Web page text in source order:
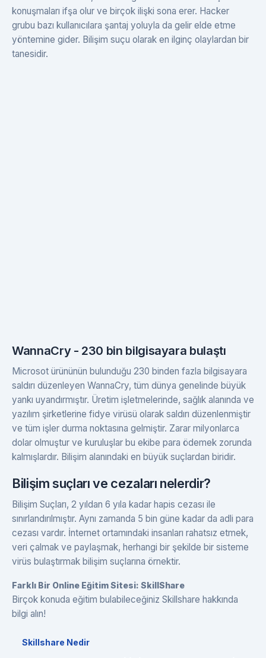
konuşmaları ifşa olur ve birçok ilişki sona erer. Hacker
grubu bazı kullanıcılara şantaj yoluyla da gelir elde etme
yöntemine gider. Bilişim suçu olarak en ilginç olaylardan bir
tanesidir.
WannaCry - 230 bin bilgisayara bulaştı
Microsot ürününün bulunduğu 230 binden fazla bilgisayara
saldırı düzenleyen WannaCry, tüm dünya genelinde büyük
yankı uyandırmıştır. Üretim işletmelerinde, sağlık alanında ve
yazılım şirketlerine fidye virüsü olarak saldırı düzenlenmiştir
ve tüm işler durma noktasına gelmiştir. Zarar milyonlarca
dolar olmuştur ve kuruluşlar bu ekibe para ödemek zorunda
kalmışlardır. Bilişim alanındaki en büyük suçlardan biridir.
Bilişim suçları ve cezaları nelerdir?
Bilişim Suçları, 2 yıldan 6 yıla kadar hapis cezası ile
sınırlandırılmıştır. Aynı zamanda 5 bin güne kadar da adli para
cezası vardır. İnternet ortamındaki insanları rahatsız etmek,
veri çalmak ve paylaşmak, herhangi bir şekilde bir sisteme
virüs bulaştırmak bilişim suçlarına örnektir.
Farklı Bir Online Eğitim Sitesi: SkillShare
Birçok konuda eğitim bulabileceğiniz Skillshare hakkında
bilgi alın!
Skillshare Nedir